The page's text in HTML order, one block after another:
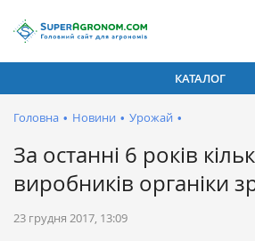
КАТАЛОГ
Головна • Новини • Урожай •
За останні 6 років
виробників органіки
23 грудня 2017, 13:09